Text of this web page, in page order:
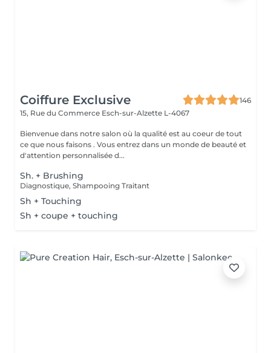
Coiffure Exclusive
146
15, Rue du Commerce Esch-sur-Alzette L-4067
Bienvenue dans notre salon où la qualité est au coeur de tout
ce que nous faisons . Vous entrez dans un monde de beauté et
d'attention personnalisée d...
Sh. + Brushing
Diagnostique, Shampooing Traitant
Sh + Touching
Sh + coupe + touching